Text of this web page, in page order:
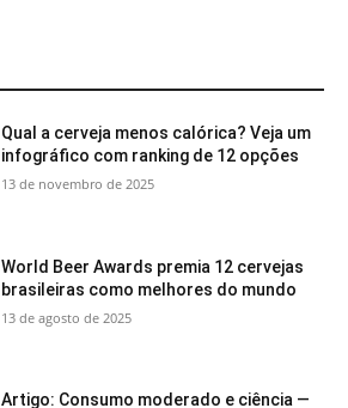
Qual a cerveja menos calórica? Veja um
infográfico com ranking de 12 opções
13 de novembro de 2025
World Beer Awards premia 12 cervejas
brasileiras como melhores do mundo
13 de agosto de 2025
Artigo: Consumo moderado e ciência —